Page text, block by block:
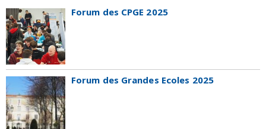
Forum des CPGE 2025
Forum des Grandes Ecoles 2025